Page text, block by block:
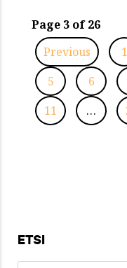
Page 3 of 26
Previous
1
5
6
11
…
ETSI